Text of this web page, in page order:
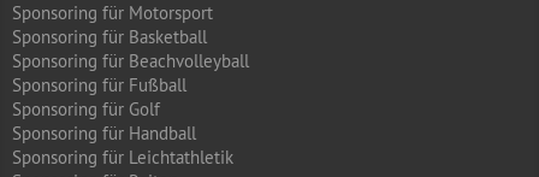
Sponsoring für Motorsport
Sponsoring für Basketball
Sponsoring für Beachvolleyball
Sponsoring für Fußball
Sponsoring für Golf
Sponsoring für Handball
Sponsoring für Leichtathletik